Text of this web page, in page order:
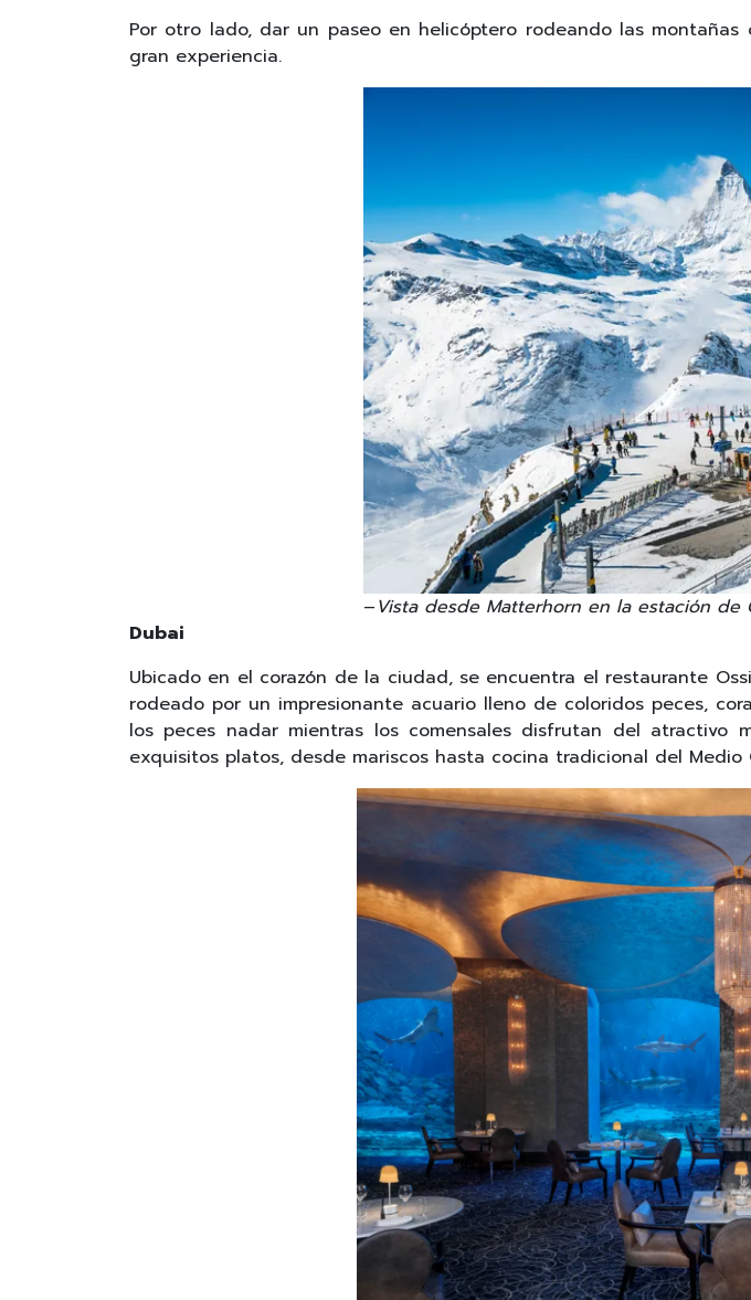
Por otro lado, dar un paseo en helicóptero rodeando las
gran experiencia.
–Vista desde Matterhorn en la estación de
Dubai
Ubicado en el corazón de la ciudad, se encuentra el restaurante
rodeado por un impresionante acuario lleno de coloridos peces,
los peces nadar mientras los comensales disfrutan del atractivo
exquisitos platos, desde mariscos hasta cocina tradicional del Medio